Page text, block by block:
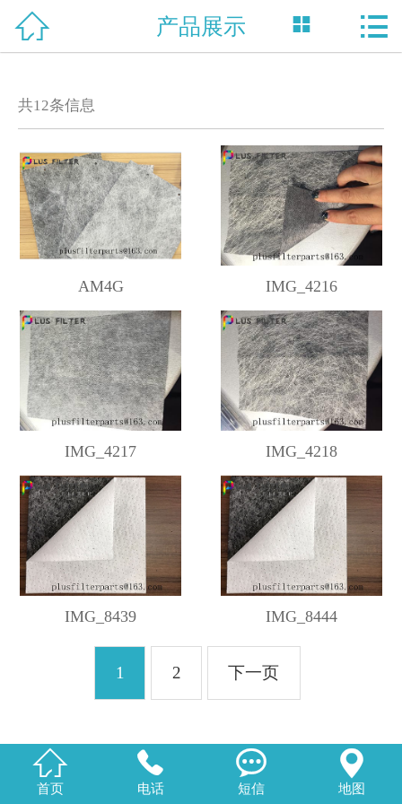
网站首页
新闻资讯
技术支持
资质荣誉
合作案例
联系我们
English
 产品展示  
共12条信息
AM4G IMG_4216
IMG_4217 IMG_4218
IMG_8439 IMG_8444
1 2 下一页

首页

电话

短信

地图